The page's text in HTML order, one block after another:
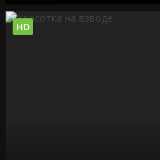
HD